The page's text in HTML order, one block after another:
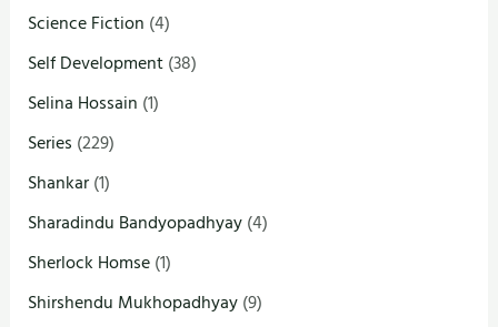
Science Fiction (4)
Self Development(38)
Selina Hossain (1)
Series (229)
Shankar(1)
Sharadindu Bandyopadhyay(4)
Sherlock Homse(1)
Shirshendu Mukhopadhyay(9)